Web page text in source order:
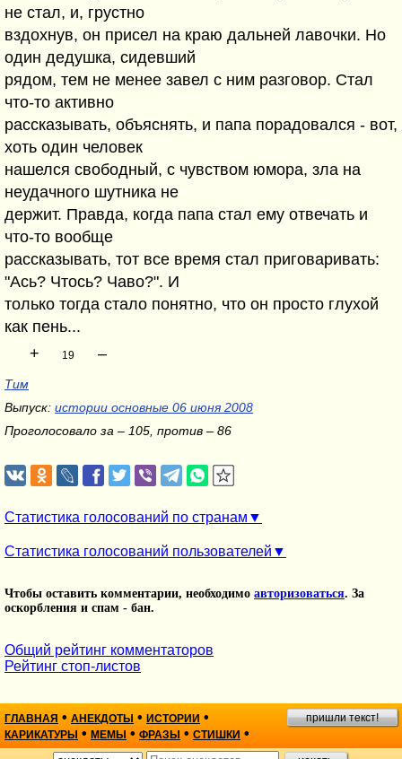
не стал, и, грустно
вздохнув, он присел на краю дальней лавочки. Но
один дедушка, сидевший
рядом, тем не менее завел с ним разговор. Стал
что-то активно
рассказывать, объяснять, и папа порадовался - вот,
хоть один человек
нашелся свободный, с чувством юмора, зла на
неудачного шутника не
держит. Правда, когда папа стал ему отвечать и
что-то вообще
рассказывать, тот все время стал приговаривать:
"Ась? Чтось? Чаво?". И
только тогда стало понятно, что он просто глухой
как пень...
+
19 –
Тим
Выпуск: истории основные 06 июня 2008
Проголосовало за – 105, против – 86
Статистика голосований по странам
Статистика голосований пользователей
Чтобы оставить комментарии, необходимо авторизоваться. За
оскорбления и спам - бан.
Общий рейтинг комментаторов
Рейтинг стоп-листов
ГЛАВНАЯ • АНЕКДОТЫ • ИСТОРИИ •
КАРИКАТУРЫ • МЕМЫ • ФРАЗЫ • СТИШКИ •
пришли текст!